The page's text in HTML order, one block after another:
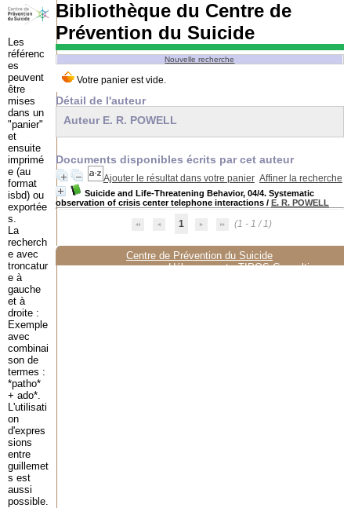
Bibliothèque du Centre de
Prévention du Suicide
Nouvelle recherche
Détail de l'auteur
Auteur E. R. POWELL
Documents disponibles écrits par cet auteur
Ajouter le résultat dans votre panier Affiner la recherche
Suicide and Life-Threatening Behavior, 04/4. Systematic
observation of crisis center telephone interactions/ E. R. POWELL
1 (1 - 1 / 1)
Centre de Prévention du Suicide
Hébergement :TIPOS Consulting
Les
référenc
es
peuvent
être
mises
dans un
"panier"
et
ensuite
imprimé
e (au
format
isbd) ou
exportée
s.
La
recherch
e avec
troncatur
e à
gauche
et à
droite :
Exemple
avec
combinai
son de
termes :
*patho*
+ ado*.
L'utilisati
on
d'expres
sions
entre
guillemet
s est
aussi
possible.